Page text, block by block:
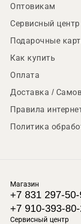
Оптовикам
Сервисный центр
Подарочные
Как купить
Оплата
Доставка /
Правила
Политика
Магазин
+7 831 297-
+7 910-393-
Сервисный центр